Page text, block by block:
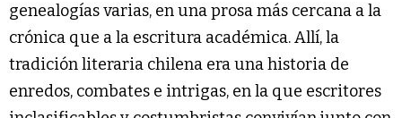
genealogías varias, en una prosa más cercana a la
crónica que a la escritura académica. Allí, la
tradición literaria chilena era una historia de
enredos, combates e intrigas, en la que escritores